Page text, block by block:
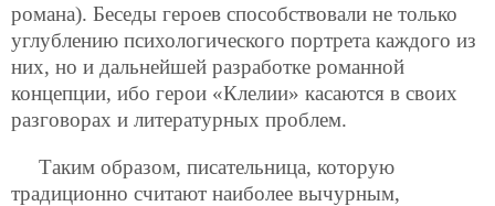
романа). Беседы героев способствовали не только
углублению психологического портрета каждого из
них, но и дальнейшей разработке романной
концепции, ибо герои «Клелии» касаются в своих
разговорах и литературных проблем.
Таким образом, писательница, которую
традиционно считают наиболее вычурным,